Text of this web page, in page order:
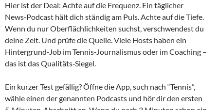
Hier ist der Deal: Achte auf die Frequenz. Ein täglicher
News‑Podcast hält dich ständig am Puls. Achte auf die Tiefe.
Wenn du nur Oberflächlichkeiten suchst, verschwendest du
deine Zeit. Und prüfe die Quelle. Viele Hosts haben ein
Hintergrund‑Job im Tennis‑Journalismus oder im Coaching –
das ist das Qualitäts‑Siegel.
Ein kurzer Test gefällig? Öffne die App, such nach “Tennis”,
wähle einen der genannten Podcasts und hör dir den ersten